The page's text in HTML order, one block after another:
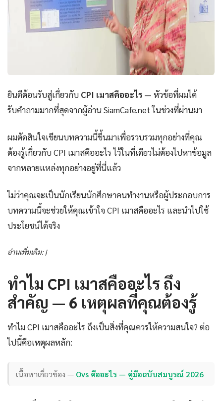
ยินดีต้อนรับสู่เกี่ยวกับ CPI เมาสคืออะไร — หัวข้อที่ผมได้
รับคำถามมากที่สุดจากผู้อ่าน SiamCafe.net ในช่วงที่ผ่านมา
ผมตัดสินใจเขียนบทความนี้ขึ้นมาเพื่อรวบรวมทุกอย่างที่คุณ
ต้องรู้เกี่ยวกับ CPI เมาสคืออะไร ไว้ในที่เดียวไม่ต้องไปหาข้อมูล
จากหลายแหล่งทุกอย่างอยู่ที่นี่แล้ว
ไม่ว่าคุณจะเป็นนักเรียนนักศึกษาคนทำงานหรือผู้ประกอบการ
บทความนี้จะช่วยให้คุณเข้าใจ CPI เมาสคืออะไร และนำไปใช้
ประโยชน์ได้จริง
อ่านเพิ่มเติม: |
ทำไม CPI เมาสคืออะไร ถึง
สำคัญ — 6 เหตุผลที่คุณต้องรู้
ทำไม CPI เมาสคืออะไร ถึงเป็นสิ่งที่คุณควรให้ความสนใจ? ต่อ
ไปนี้คือเหตุผลหลัก:
เนื้อหาเกี่ยวข้อง — Ovs คืออะไร — คู่มือฉบับสมบูรณ์ 2026